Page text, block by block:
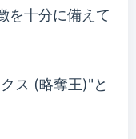
を十分に備えて
ス (略奪王)"と